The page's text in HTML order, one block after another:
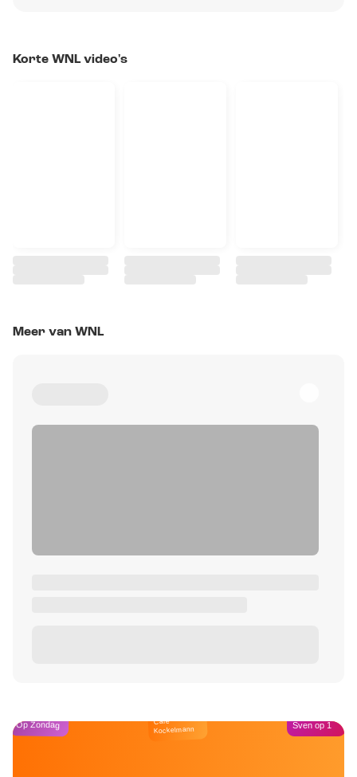
Korte WNL video's
Meer van WNL
Op Zondag Café
Kockelmann Sven op 1